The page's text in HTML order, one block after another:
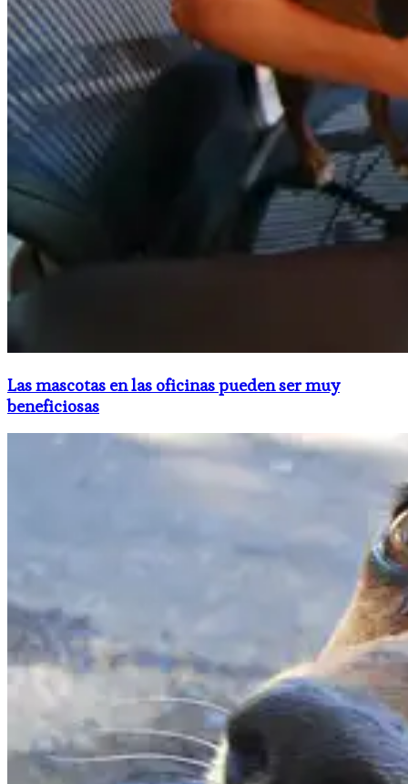
Las mascotas en las oficinas pueden ser muy
beneficiosas